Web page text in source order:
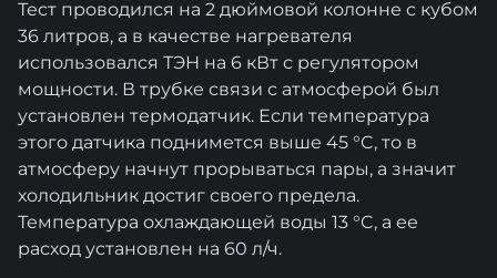
Тест проводился на 2 дюймовой колонне с кубом
36 литров, а в качестве нагревателя
использовался ТЭН на 6 кВт с регулятором
мощности. В трубке связи с атмосферой был
установлен термодатчик. Если температура
этого датчика поднимется выше 45 °C, то в
атмосферу начнут прорываться пары, а значит
холодильник достиг своего предела.
Температура охлаждающей воды 13 °C, а ее
расход установлен на 60 л/ч.